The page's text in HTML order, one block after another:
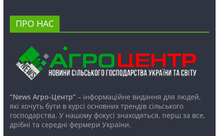
ПРО НАС
“News Агро-Центр”– інформаційне видання для людей,
які хочуть бути в курсі основних трендів сільського
господарства. У нашому фокусі знаходяться, перш за все,
дрібні та середні фермери України.